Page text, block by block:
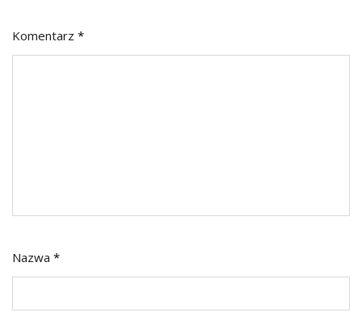
Komentarz *
Nazwa *